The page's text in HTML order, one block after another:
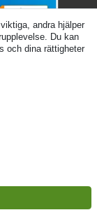
är inklusive 19 %
inom Sverige
andra hjälper
Du kan
och dina rättigheter